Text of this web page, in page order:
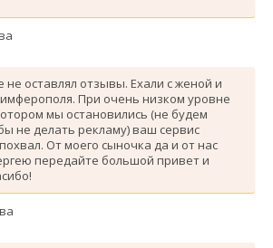
не оставлял отзывы. Ехали с женой и
При очень низком уровне
мы остановились (не будем
не делать рекламу) ваш сервис
От моего сыночка да и от нас
передайте большой привет и